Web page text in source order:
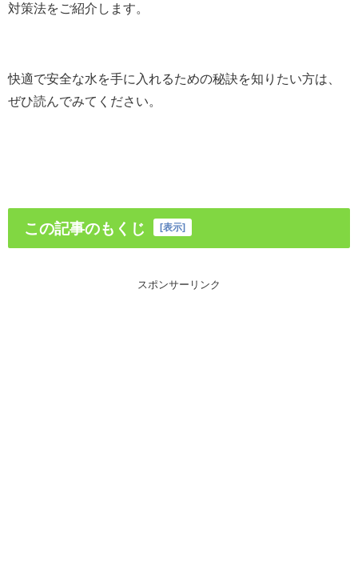
対策法をご紹介します。
快適で安全な水を手に入れるための秘訣を知りたい方は、
ぜひ読んでみてください。
この記事のもくじ [表示]
スポンサーリンク